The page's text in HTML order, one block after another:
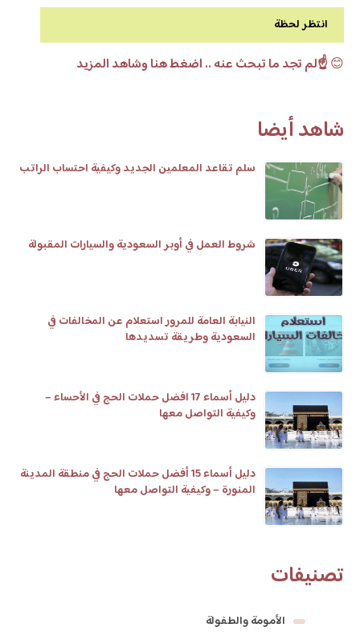
انتظر لحظة
😊☝️لم تجد ما تبحث عنه .. اضغط هنا وشاهد المزيد
شاهد أيضا
سلم تقاعد المعلمين الجديد وكيفية احتساب الراتب
شروط العمل في أوبر السعودية والسيارات المقبولة
النيابة العامة للمرور استعلام عن المخالفات في
السعودية وطريقة تسديدها
دليل أسماء 17 افضل حملات الحج في الأحساء –
وكيفية التواصل معها
دليل أسماء 15 أفضل حملات الحج في منطقة المدينة
المنورة – وكيفية التواصل معها
تصنيفات
الأمومة والطفولة